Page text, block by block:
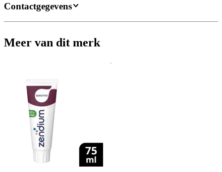
Contactgegevens
Meer van dit merk